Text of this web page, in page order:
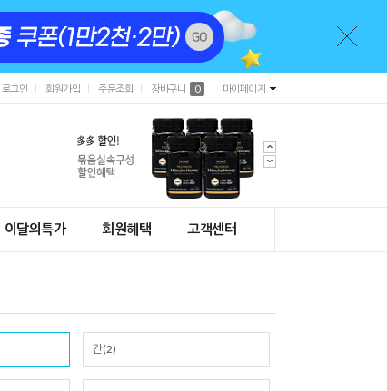
로그인 회원가입 주문조회 장바구니 0 마이페이지
이달의특가 회원혜택 고객센터
간(2)